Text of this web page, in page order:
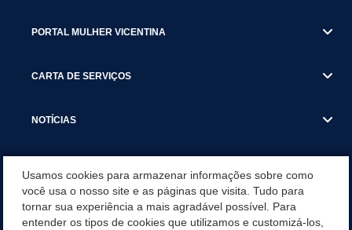
PORTAL MULHER VICENTINA
CARTA DE SERVIÇOS
NOTÍCIAS
VISITE SÃO VICENTE
Usamos cookies para armazenar informações sobre como
você usa o nosso site e as páginas que visita. Tudo para
tornar sua experiência a mais agradável possível. Para
entender os tipos de cookies que utilizamos e customizá-los,